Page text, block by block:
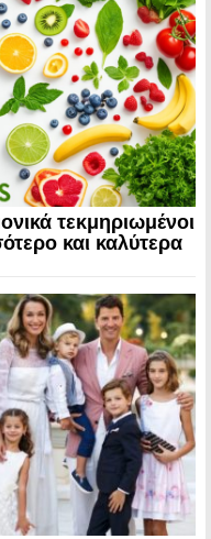
τεκμηριωμένοι
και καλύτερα